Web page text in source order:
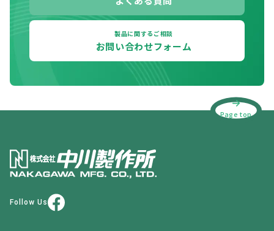
製品に関するご相談
お問い合わせフォーム
Page top
Follow Us